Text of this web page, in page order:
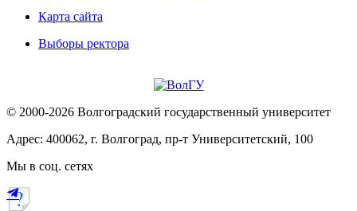
Карта сайта
Выборы ректора
© 2000-2026 Волгоградский государственный университет
Адрес: 400062, г. Волгоград, пр-т Университетский, 100
Мы в соц. сетях